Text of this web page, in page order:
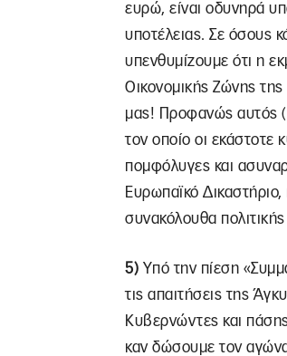
ευρώ, είναι οδυνηρά
υποτέλειας. Σε όσους
υπενθυμίζουμε ότι η
Οικονομικής Ζώνης
μας! Προφανώς αυτός
τον οποίο οι
πομφόλυγες και
Ευρωπαϊκό
συνακόλουθα
5) Υπό την πίεση
τις απαιτήσεις της
Κυβερνώντες και
καν δώσουμε τον